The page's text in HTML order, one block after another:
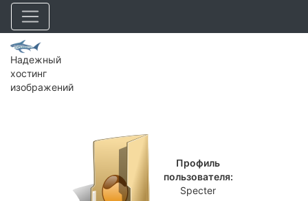
Надежный
хостинг
изображений
Профиль
пользователя:
Specter